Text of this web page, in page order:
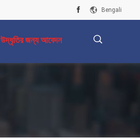
Bengali
উদ্ধৃতির জন্য আবেদন